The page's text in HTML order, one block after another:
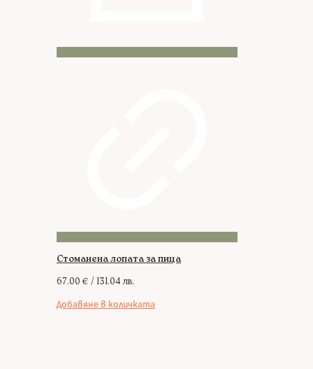
Стоманена лопата за пица
67.00 € / 131.04 лв.
Добавяне в количката